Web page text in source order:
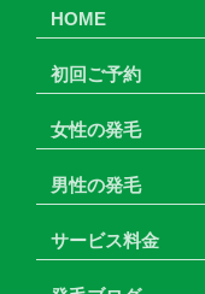
HOME
初回ご予約
女性の発毛
男性の発毛
サービス料金